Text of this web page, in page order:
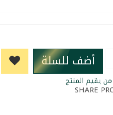
أضف للسلة
يقيم المنتج
SHARE